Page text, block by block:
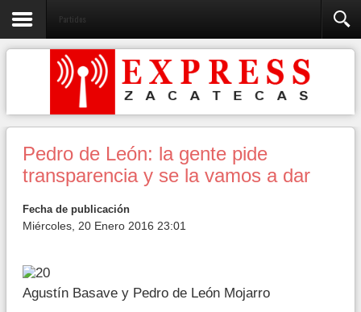
Partidos
Pedro de León: la gente pide
transparencia y se la vamos a dar
Fecha de publicación
Miércoles, 20 Enero 2016 23:01
Agustín Basave y Pedro de León Mojarro